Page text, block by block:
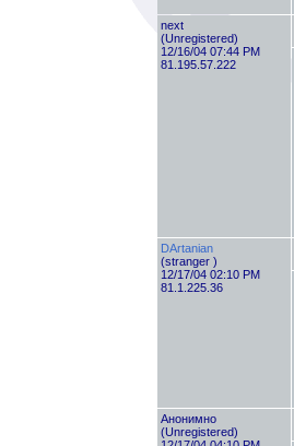
next
(Unregistered)
12/16/04 07:44 PM
81.195.57.222
DArtanian
(stranger )
12/17/04 02:10 PM
81.1.225.36
Анонимно
(Unregistered)